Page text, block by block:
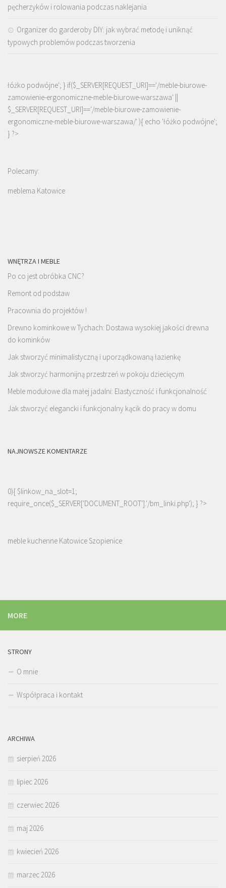
pęcherzyków i rolowania podczas naklejania
Organizer do garderoby DIY: jak wybrać metodę i uniknąć
typowych problemów podczas tworzenia
łóżko podwójne'; } if($_SERVER[REQUEST_URI]=='/meble-biurowe-
zamowienie-ergonomiczne-meble-biurowe-warszawa' ||
$_SERVER[REQUEST_URI]=='/meble-biurowe-zamowienie-
ergonomiczne-meble-biurowe-warszawa/' ){ echo 'łóżko podwójne';
} ?>
Polecamy:
meblema Katowice
WNĘTRZA I MEBLE
Po co jest obróbka CNC?
Remont od podstaw
Pracownia do projektów !
Drewno kominkowe w Tychach: Dostawa wysokiej jakości drewna
do kominków
Jak stworzyć minimalistyczną i uporządkowaną łazienkę
Jak stworzyć harmonijną przestrzeń w pokoju dziecięcym
Meble modułowe dla małej jadalni: Elastyczność i funkcjonalność
Jak stworzyć elegancki i funkcjonalny kącik do pracy w domu
NAJNOWSZE KOMENTARZE
0){ $linkow_na_slot=1;
require_once($_SERVER['DOCUMENT_ROOT'].'/bm_linki.php'); } ?>
meble kuchenne Katowice Szopienice
MORE
STRONY
O mnie
Współpraca i kontakt
ARCHIWA
sierpień 2026
lipiec 2026
czerwiec 2026
maj 2026
kwiecień 2026
marzec 2026